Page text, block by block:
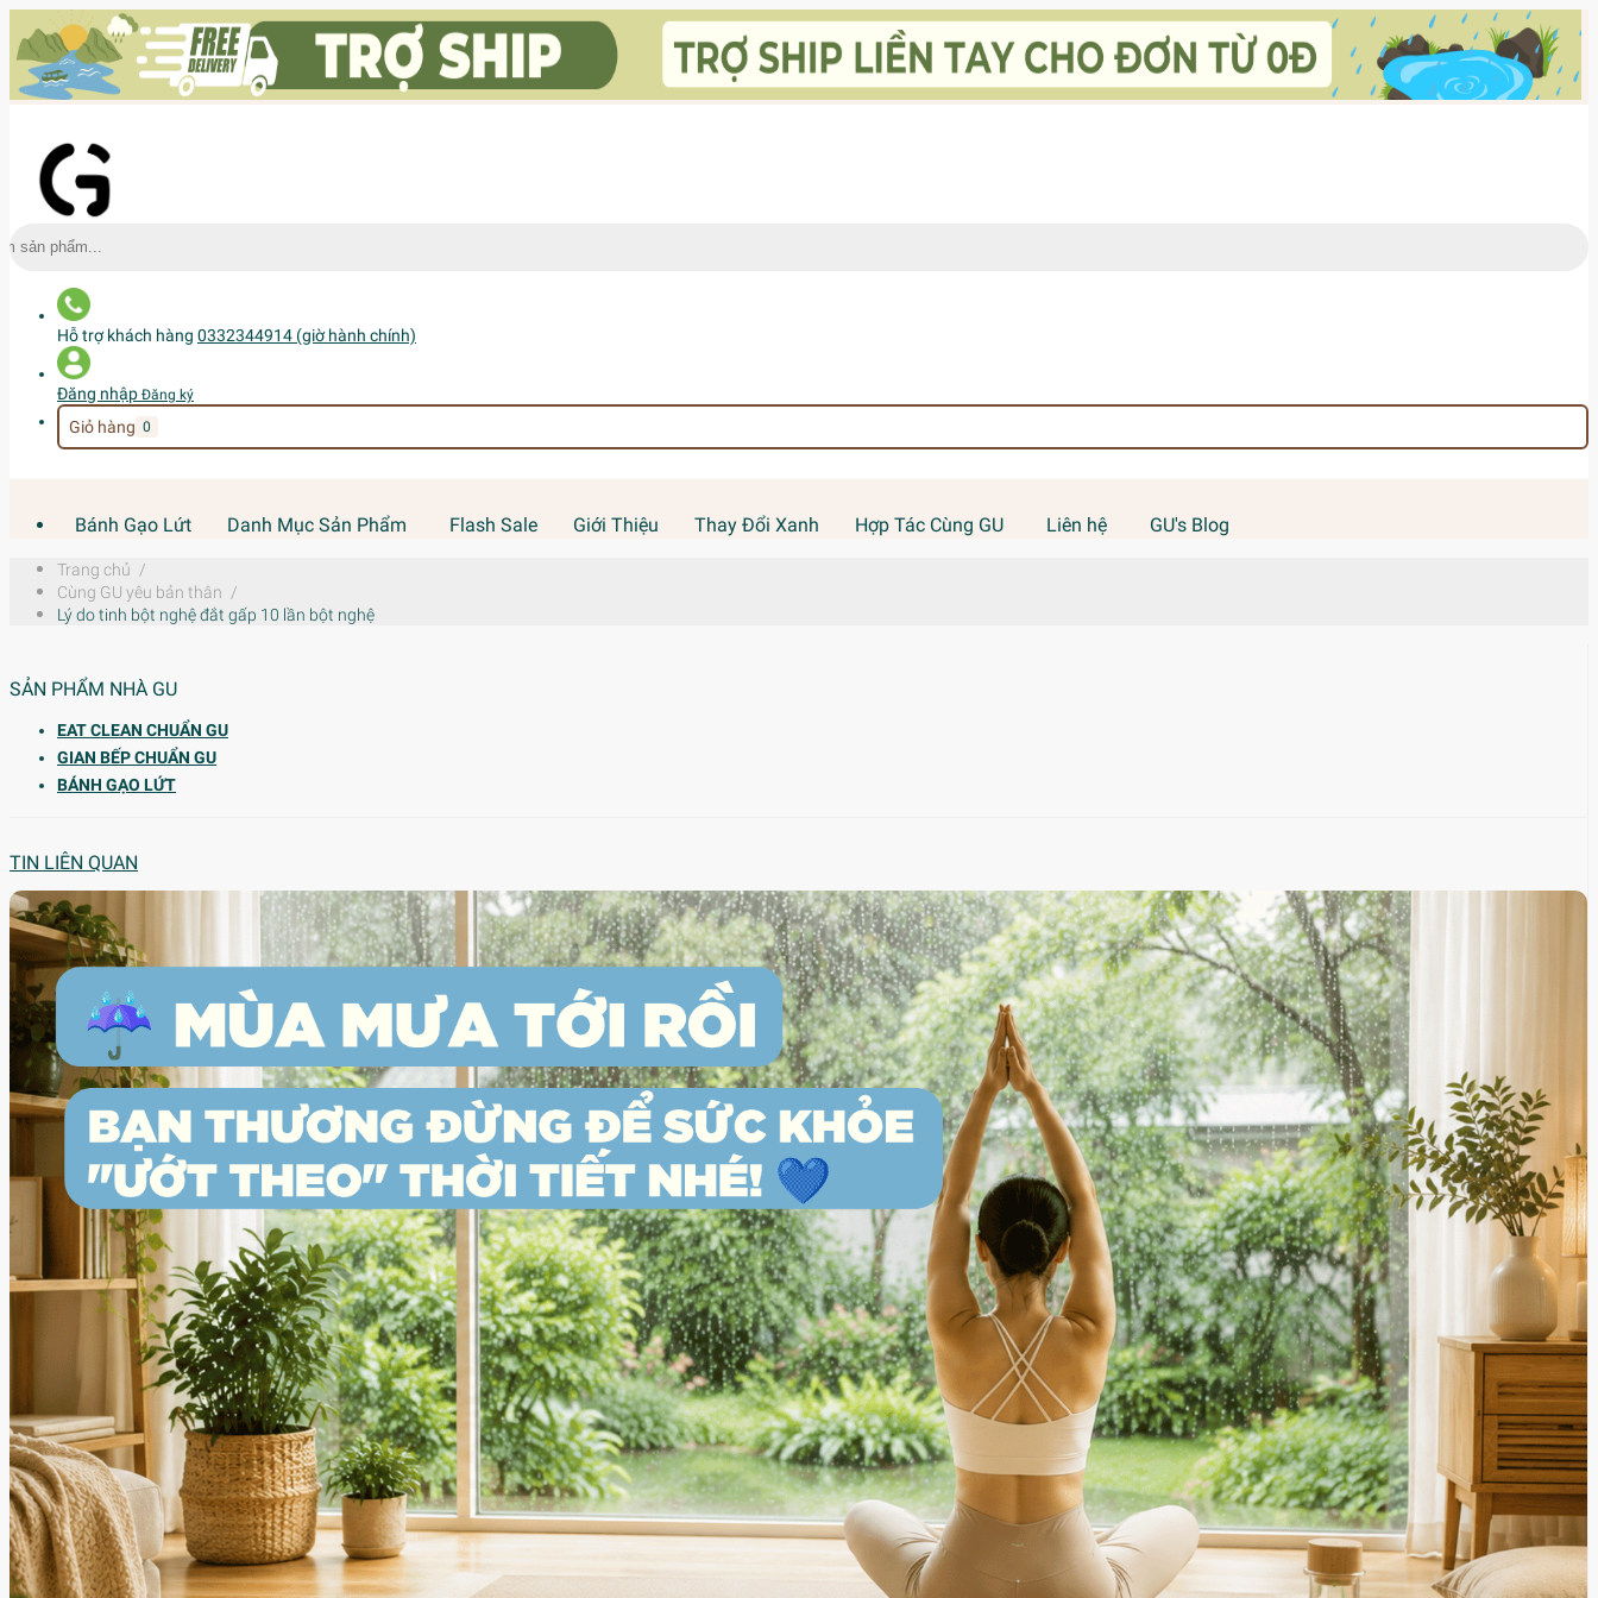
Hỗ trợ khách hàng 0332344914 (giờ hành chính)
Đăng nhập Đăng ký
Giỏ hàng 0
Bánh Gạo Lứt Danh Mục Sản Phẩm Flash Sale Giới Thiệu Thay Đổi Xanh Hợp Tác Cùng GU Liên hệ GU's Blog
Trang chủ /
Cùng GU yêu bản thân /
Lý do tinh bột nghệ đắt gấp 10 lần bột nghệ
SẢN PHẨM NHÀ GU
EAT CLEAN CHUẨN GU
GIAN BẾP CHUẨN GU
BÁNH GẠO LỨT
TIN LIÊN QUAN